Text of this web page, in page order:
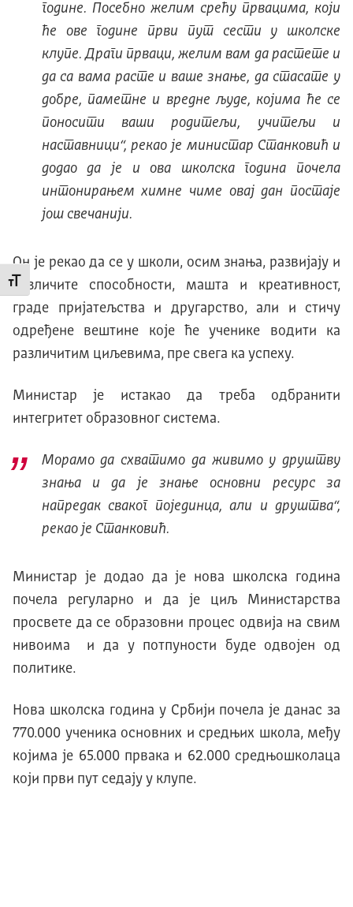
Промени величину слова
године. Посебно желим срећу првацима, који
ће ове године први пут сести у школске
клупе. Драги прваци, желим вам да растете и
да са вама расте и ваше знање, да стасате у
добре, паметне и вредне људе, којима ће се
поносити ваши родитељи, учитељи и
наставници“, рекао је министар Станковић и
додао да је и ова школска година почела
интонирањем химне чиме овај дан постаје
још свечанији.
Он је рекао да се у школи, осим знања, развијају и
различите способности, машта и креативност,
граде пријатељства и другарство, али и стичу
одређене вештине које ће ученике водити ка
различитим циљевима, пре свега ка успеху.
Министар је истакао да треба одбранити
интегритет образовног система.
Морамо да схватимо да живимо у друштву
знања и да је знање основни ресурс за
напредак сваког појединца, али и друштва“,
рекао је Станковић.
Министар је додао да је нова школска година
почела регуларно и да је циљ Министарства
просвете да се образовни процес одвија на свим
нивоима и да у потпуности буде одвојен од
политике.
Нова школска година у Србији почела је данас за
770.000 ученика основних и средњих школа, међу
којима је 65.000 првака и 62.000 средњошколаца
који први пут седају у клупе.